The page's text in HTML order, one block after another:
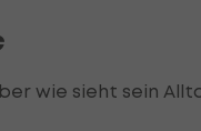
wie sieht sein